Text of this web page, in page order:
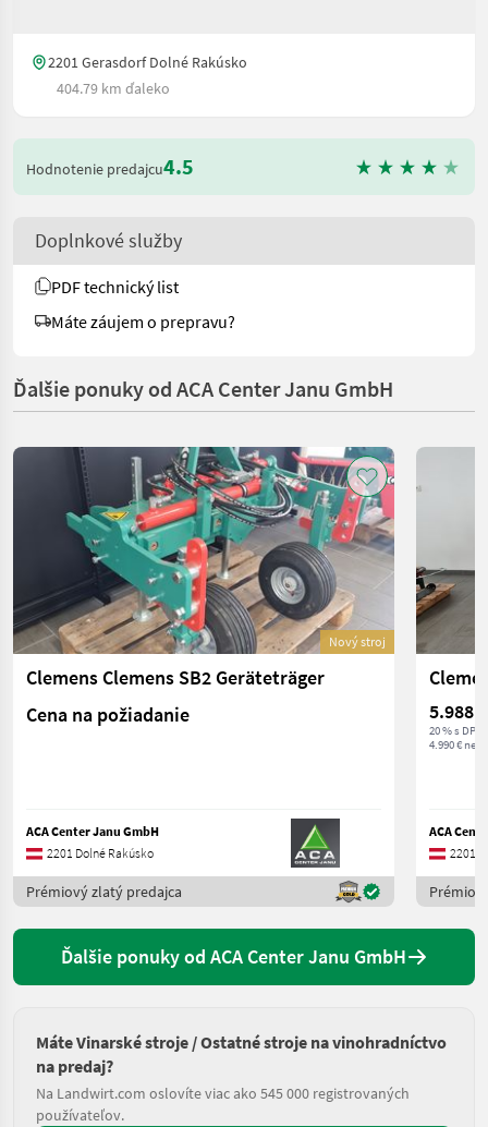
2201 Gerasdorf Dolné Rakúsko
404.79 km ďaleko
Hodnotenie predajcu4.5
Doplnkové služby
PDF technický list
Máte záujem o prepravu?
Ďalšie ponuky od ACA Center Janu GmbH
Nový stroj
Clemens Clemens SB2 Geräteträger
Cena na požiadanie
ACA Center Janu GmbH
2201 Dolné Rakúsko
Prémiový zlatý predajca
5.988 €
20 % s DPH
4.990 €
ACA
2201
Ďalšie ponuky od ACA Center Janu GmbH
Máte Vinarské stroje / Ostatné stroje na vinohradníctvo
na predaj?
Na Landwirt.com oslovíte viac ako 545 000 registrovaných
používateľov.